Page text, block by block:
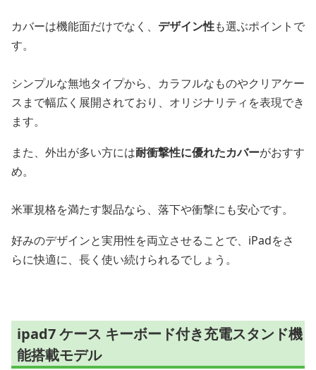
カバーは機能面だけでなく、 デザイン性も選ぶポイントで
す。
シンプルな無地タイプから、カラフルなものやクリアケー
スまで幅広く展開されており、オリジナリティを表現でき
ます。
また、外出が多い方には耐衝撃性に優れたカバーがおすす
め。
米軍規格を満たす製品なら、落下や衝撃にも安心です。
好みのデザインと実用性を両立させることで、iPadをさ
らに快適に、長く使い続けられるでしょう。
ipad7 ケース キーボード付き充電スタンド機
能搭載モデル